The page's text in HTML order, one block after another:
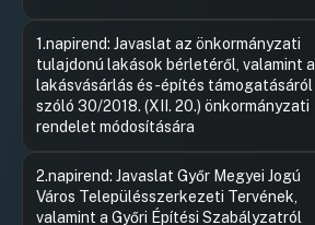
1.napirend: Javaslat az önkormányzati
tulajdonú lakások bérletéről, valamint a
lakásvásárlás és -építés támogatásáról
szóló 30/2018. (XII. 20.) önkormányzati
rendelet módosítására
2.napirend: Javaslat Győr Megyei Jogú
Város Településszerkezeti Tervének,
valamint a Győri Építési Szabályzatról